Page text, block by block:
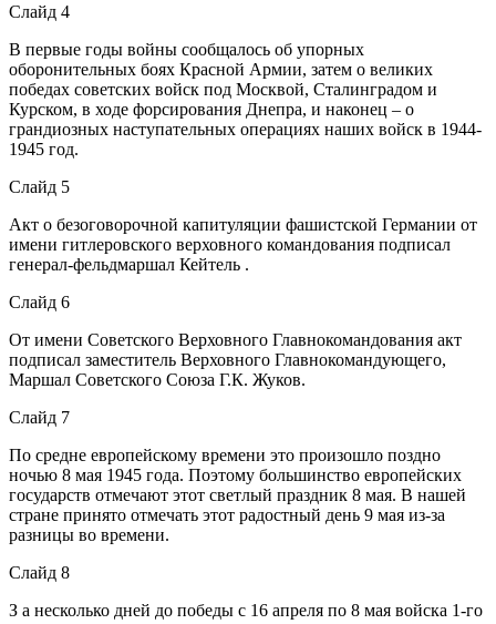
Слайд 4
В первые годы войны сообщалось об упорных
оборонительных боях Красной Армии, затем о великих
победах советских войск под Москвой, Сталинградом и
Курском, в ходе форсирования Днепра, и наконец – о
грандиозных наступательных операциях наших войск в 1944-
1945 год.
Слайд 5
Акт о безоговорочной капитуляции фашистской Германии от
имени гитлеровского верховного командования подписал
генерал-фельдмаршал Кейтель .
Слайд 6
От имени Советского Верховного Главнокомандования акт
подписал заместитель Верховного Главнокомандующего,
Маршал Советского Союза Г.К. Жуков.
Слайд 7
По средне европейскому времени это произошло поздно
ночью 8 мая 1945 года. Поэтому большинство европейских
государств отмечают этот светлый праздник 8 мая. В нашей
стране принято отмечать этот радостный день 9 мая из-за
разницы во времени.
Слайд 8
З а несколько дней до победы с 16 апреля по 8 мая войска 1-го